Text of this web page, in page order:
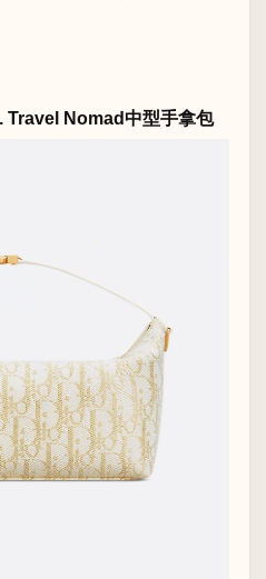
Travel Nomad中型手拿包